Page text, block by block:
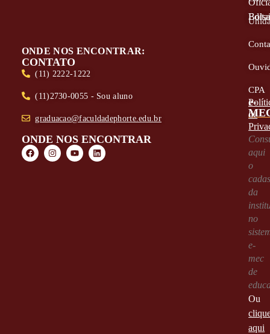
ONDE NOS ENCONTRAR:
CONTATO
(11) 2222-1222
(11)2730-0055 - Sou aluno
graduacao@faculdadephorte.edu.br
ONDE NOS ENCONTRAR
CPA
e-
aqui
o
da
no
e-
mec
de
Ou
aqui
de